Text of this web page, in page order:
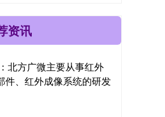
资讯
北方广微主要从事红外
件、红外成像系统的研发